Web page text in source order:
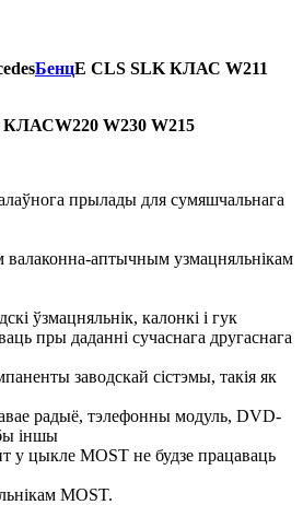
БенцE CLS SLK КЛАС W211
КЛАСW220 W230 W215
прылады для сумяшчальнага
валаконна-аптычным узмацняльнікам
ўзмацняльнік, калонкі і гук
пры даданні сучаснага другаснага
заводскай сістэмы, такія як
радыё, тэлефонны модуль, DVD-
іншы
у цыкле MOST не будзе працаваць
MOST.